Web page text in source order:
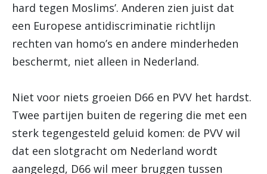
hard tegen Moslims’. Anderen zien juist dat
een Europese antidiscriminatie richtlijn
rechten van homo’s en andere minderheden
beschermt, niet alleen in Nederland.
Niet voor niets groeien D66 en PVV het hardst.
Twee partijen buiten de regering die met een
sterk tegengesteld geluid komen: de PVV wil
dat een slotgracht om Nederland wordt
aangelegd, D66 wil meer bruggen tussen